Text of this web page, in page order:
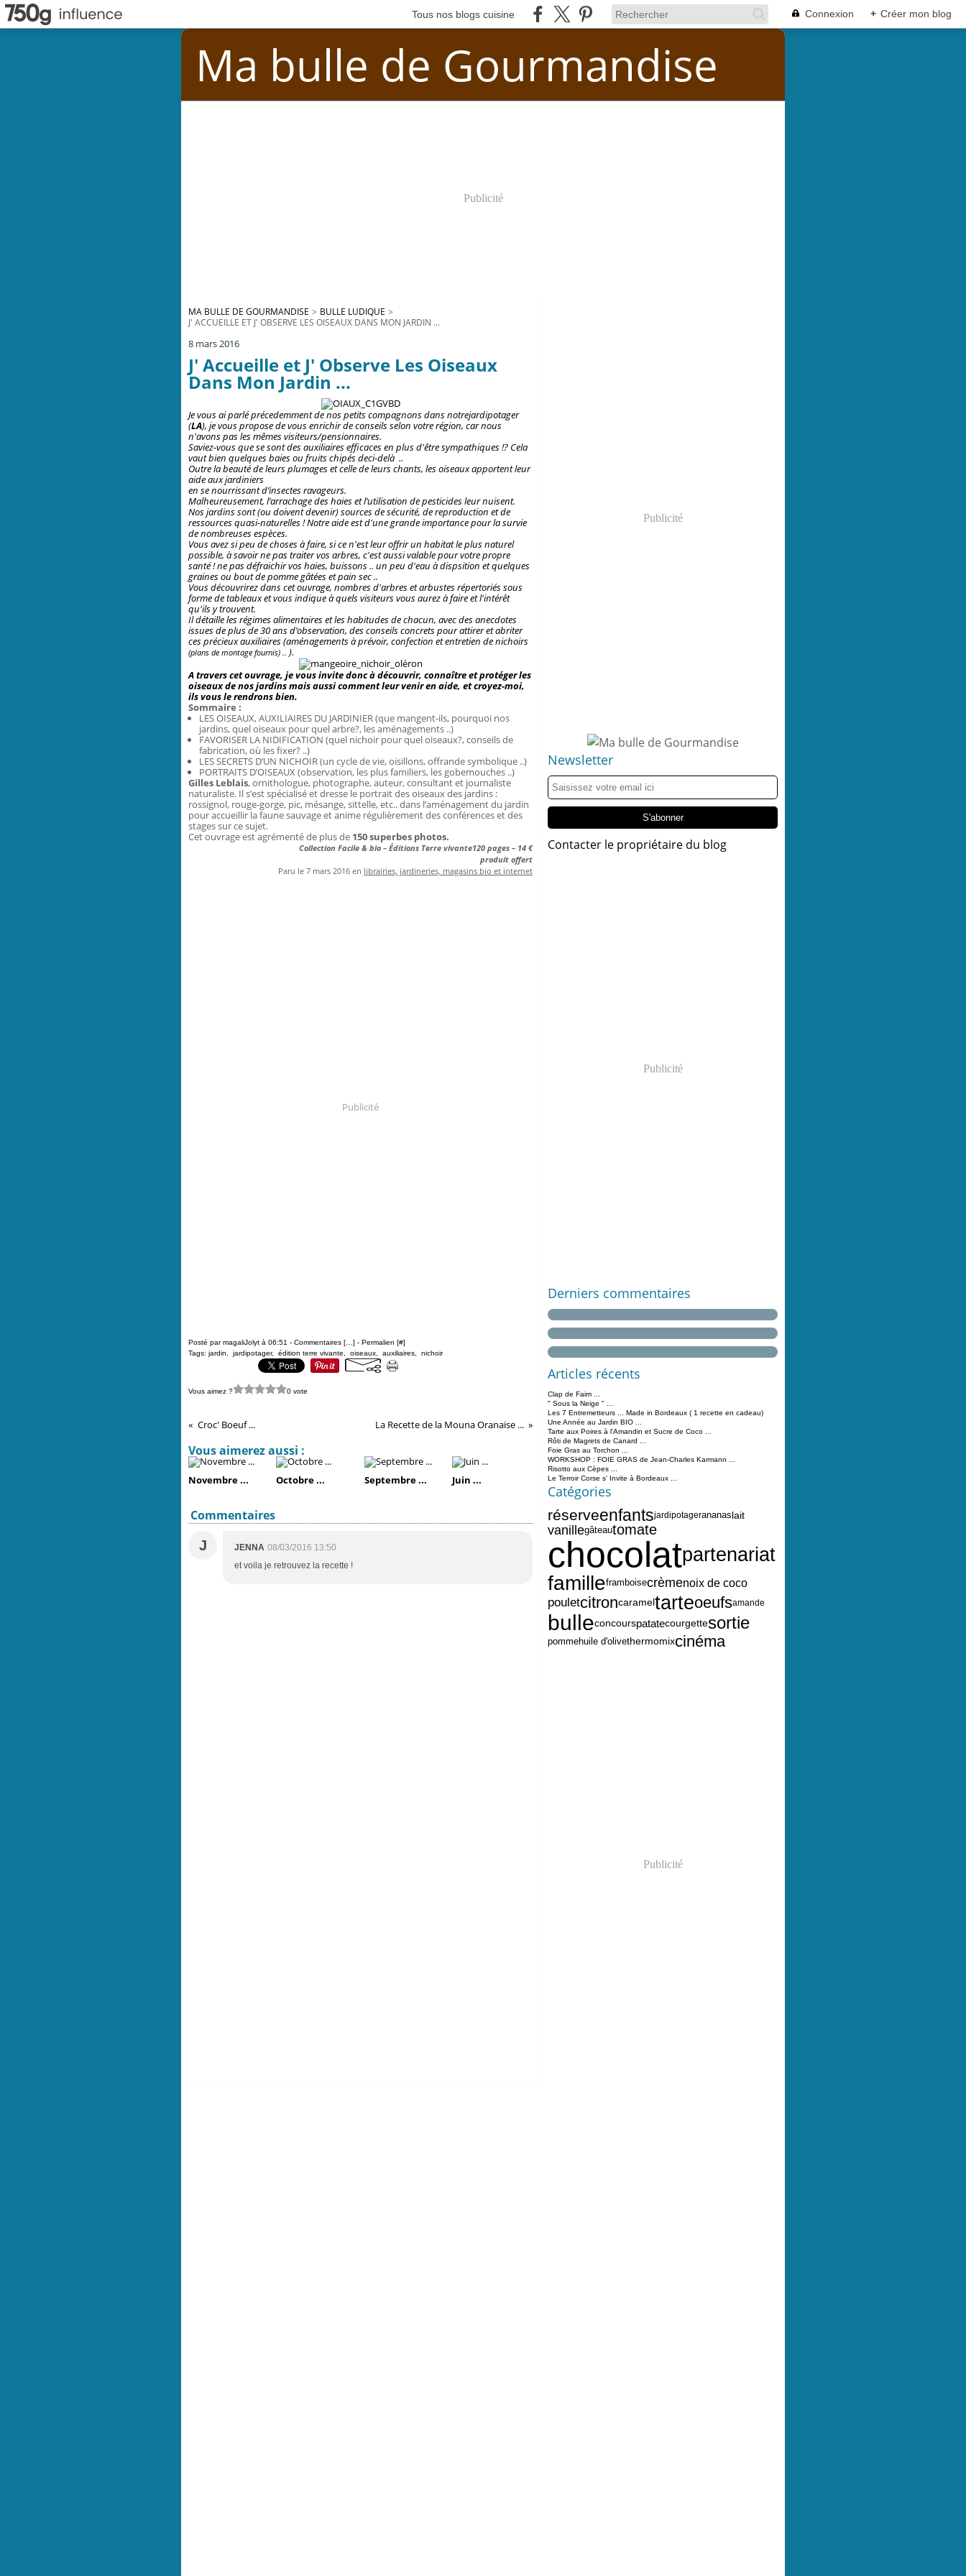
Tous nos blogs cuisine Connexion + Créer mon blog
Ma bulle de Gourmandise
Publicité
MA BULLE DE GOURMANDISE > BULLE LUDIQUE >
J' ACCUEILLE ET J' OBSERVE LES OISEAUX DANS MON JARDIN ...
8 mars 2016
J' Accueille et J' Observe Les Oiseaux
Dans Mon Jardin ...
Je vous ai parlé précedemment de nos petits compagnons dans notrejardipotager
(LA), je vous propose de vous enrichir de conseils selon votre région, car nous
n'avons pas les mêmes visiteurs/pensionnaires.
Saviez-vous que se sont des auxiliaires efficaces en plus d'être sympathiques !? Cela
vaut bien quelques baies ou fruits chipés deci-delà ..
Outre la beauté de leurs plumages et celle de leurs chants, les oiseaux apportent leur
aide aux jardiniers
en se nourrissant d’insectes ravageurs.
Malheureusement, l’arrachage des haies et l’utilisation de pesticides leur nuisent.
Nos jardins sont (ou doivent devenir) sources de sécurité, de reproduction et de
ressources quasi-naturelles ! Notre aide est d'une grande importance pour la survie
de nombreuses espèces.
Vous avez si peu de choses à faire, si ce n'est leur offrir un habitat le plus naturel
possible, à savoir ne pas traiter vos arbres, c'est aussi valable pour votre propre
santé ! ne pas défraichir vos haies, buissons .. un peu d'eau à dispsition et quelques
graines ou bout de pomme gâtées et pain sec ..
Vous découvrirez dans cet ouvrage, nombres d'arbres et arbustes répertoriés sous
forme de tableaux et vous indique à quels visiteurs vous aurez à faire et l'intérêt
qu'ils y trouvent.
Il détaille les régimes alimentaires et les habitudes de chacun, avec des anecdotes
issues de plus de 30 ans d’observation, des conseils concrets pour attirer et abriter
ces précieux auxiliaires (aménagements à prévoir, confection et entretien de nichoirs
(plans de montage fournis) .. ).
A travers cet ouvrage, je vous invite donc à découvrir, connaître et protéger les
oiseaux de nos jardins mais aussi comment leur venir en aide, et croyez-moi,
ils vous le rendrons bien.
Sommaire :
LES OISEAUX, AUXILIAIRES DU JARDINIER (que mangent-ils, pourquoi nos
jardins, quel oiseaux pour quel arbre?, les aménagements ..)
FAVORISER LA NIDIFICATION (quel nichoir pour quel oiseaux?, conseils de
fabrication, où les fixer? ..)
LES SECRETS D’UN NICHOIR (un cycle de vie, oisillons, offrande symbolique ..)
PORTRAITS D’OISEAUX (observation, les plus familiers, les gobemouches ..)
Gilles Leblais, ornithologue, photographe, auteur, consultant et journaliste
naturaliste. Il s’est spécialisé et dresse le portrait des oiseaux des jardins :
rossignol, rouge-gorge, pic, mésange, sittelle, etc.. dans l’aménagement du jardin
pour accueillir la faune sauvage et anime régulièrement des conférences et des
stages sur ce sujet.
Cet ouvrage est agrémenté de plus de 150 superbes photos.
Collection Facile & bio – Éditions Terre vivante120 pages – 14 €
produit offert
Paru le 7 mars 2016 en librairies, jardineries, magasins bio et internet
Publicité
Posté par magaliJolyt à 06:51 - Commentaires [ ] - Permalien [#]
Tags: jardin jardipotager, édition terre vivante oiseaux auxiliaires nichoir
Vous aimez ? 0 vote
Croc' Boeuf ... La Recette de la Mouna Oranaise ...
Vous aimerez aussi :
Novembre ... Octobre ... Septembre ... Juin ...
Commentaires
J
JENNA 08/03/2016 13:50
et voila je retrouvez la recette !
Publicité
Newsletter
Contacter le propriétaire du blog
Publicité
Derniers commentaires
Articles récents
Clap de Faim ...
" Sous la Neige " ...
Les 7 Entremetteurs ... Made in Bordeaux ( 1 recette en cadeau)
Une Année au Jardin BIO ...
Tarte aux Poires à l'Amandin et Sucre de Coco ...
Rôti de Magrets de Canard ...
Foie Gras au Torchon ...
WORKSHOP : FOIE GRAS de Jean-Charles Karmann ...
Risotto aux Cèpes ...
Le Terroir Corse s' Invite à Bordeaux ...
Catégories
réserveenfantsjardipotagerananaslait
vanillegâteautomate
chocolatpartenariat
familleframboisecrèmenoix de coco
pouletcitroncarameltarteoeufsamande
bulleconcourspatatecourgettesortie
pommehuile d'olivethermomixcinéma
Publicité